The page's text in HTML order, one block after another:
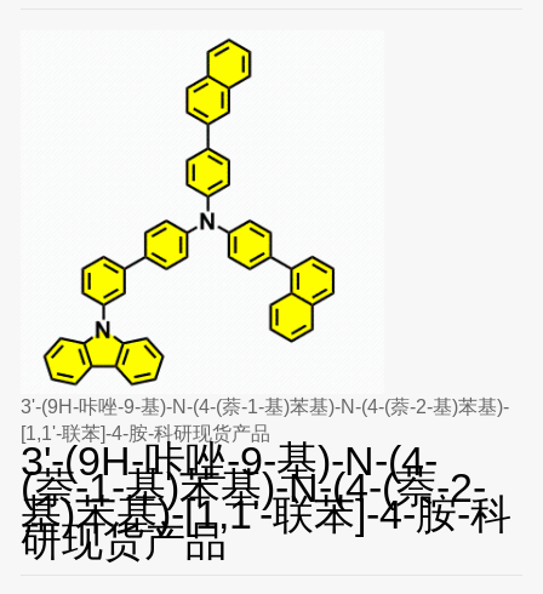
3'-(9H-咔唑-9-基)-N-(4-(萘-1-基)苯基)-N-(4-(萘-2-基)苯基)-
[1,1'-联苯]-4-胺-科研现货产品
3'-(9H-咔唑-9-基)-N-(4-
(萘-1-基)苯基)-N-(4-(萘-2-
基)苯基)-[1,1'-联苯]-4-胺-科
研现货产品